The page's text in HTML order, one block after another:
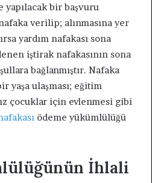
yapılacak bir başvuru
verilip; alınmasına yer
yardım nafakası sona
iştirak nafakasının sona
bağlanmıştır. Nafaka
yaşa ulaşması; eğitim
çocuklar için evlenmesi gibi
ödeme yükümlülüğü
İhlali